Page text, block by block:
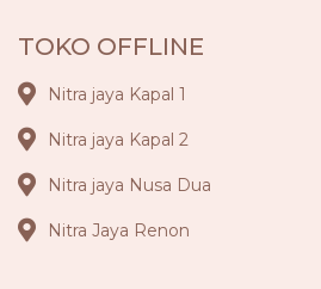
TOKO OFFLINE
Nitra jaya Kapal 1
Nitra jaya Kapal 2
Nitra jaya Nusa Dua
Nitra Jaya Renon